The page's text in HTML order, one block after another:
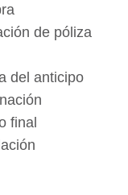
de póliza
del anticipo
final